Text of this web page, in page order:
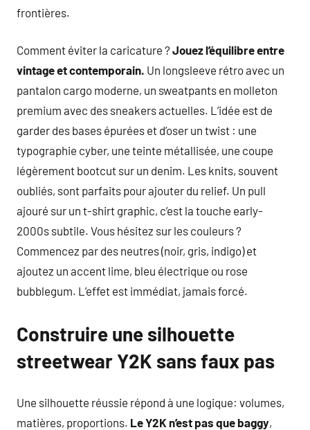
frontières.
Comment éviter la caricature ? Jouez l’équilibre entre
vintage et contemporain. Un longsleeve rétro avec un
pantalon cargo moderne, un sweatpants en molleton
premium avec des sneakers actuelles. L’idée est de
garder des bases épurées et d’oser un twist : une
typographie cyber, une teinte métallisée, une coupe
légèrement bootcut sur un denim. Les knits, souvent
oubliés, sont parfaits pour ajouter du relief. Un pull
ajouré sur un t-shirt graphic, c’est la touche early-
2000s subtile. Vous hésitez sur les couleurs ?
Commencez par des neutres (noir, gris, indigo) et
ajoutez un accent lime, bleu électrique ou rose
bubblegum. L’effet est immédiat, jamais forcé.
Construire une silhouette
streetwear Y2K sans faux pas
Une silhouette réussie répond à une logique: volumes,
matières, proportions. Le Y2K n’est pas que baggy,